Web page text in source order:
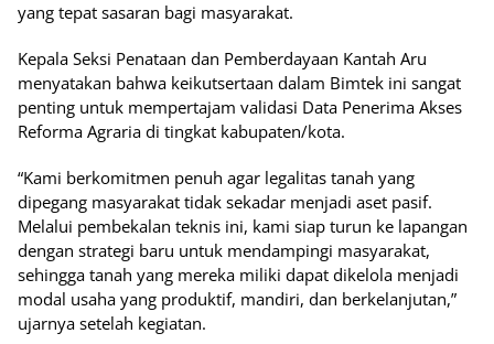
yang tepat sasaran bagi masyarakat.
Kepala Seksi Penataan dan Pemberdayaan Kantah Aru
menyatakan bahwa keikutsertaan dalam Bimtek ini sangat
penting untuk mempertajam validasi Data Penerima Akses
Reforma Agraria di tingkat kabupaten/kota.
“Kami berkomitmen penuh agar legalitas tanah yang
dipegang masyarakat tidak sekadar menjadi aset pasif.
Melalui pembekalan teknis ini, kami siap turun ke lapangan
dengan strategi baru untuk mendampingi masyarakat,
sehingga tanah yang mereka miliki dapat dikelola menjadi
modal usaha yang produktif, mandiri, dan berkelanjutan,”
ujarnya setelah kegiatan.